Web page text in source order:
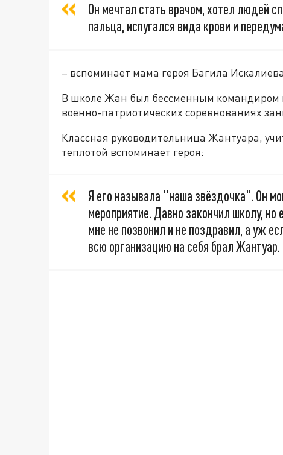
Он мечтал стать врачом, хотел людей
пальца, испугался вида крови и
– вспоминает мама героя Багила
В школе Жан был бессменным командиром
военно-патриотических соревнованиях
Классная руководительница Жантуара,
теплотой вспоминает героя:
Я его называла "наша звёздочка". Он
мероприятие. Давно закончил школу,
мне не позвонил и не поздравил, а уж
всю организацию на себя брал Жантуар.